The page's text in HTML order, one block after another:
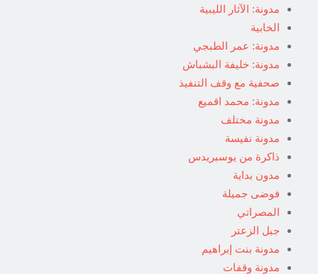
مدونة: الآثار الليبية
الخابية
مدونة: عمر الطبجي
مدونة: خليفة البشباش
صحفية مع وقف التنفيذ
مدونة: محمد اقميع
مدونة مختلف
مدونة نفيسة
ذاكرة من يوسبريدس
مدون بداية
فوضى جميلة
المصراتي
جبل الزعتر
مدونة بنت إبراهيم
مدونة وقفات